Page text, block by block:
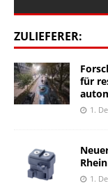
ZULIEFERER:
für
1.
1.